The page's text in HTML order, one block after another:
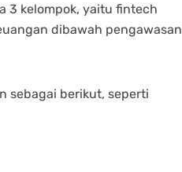
3 kelompok, yaitu fintech
dibawah pengawasan
sebagai berikut, seperti